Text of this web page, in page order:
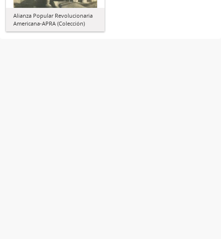
Alianza Popular Revolucionaria
Americana-APRA (Colección)